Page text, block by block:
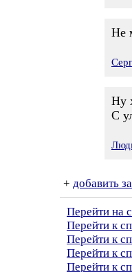
Не
Ну
С
+ добавить
Перейти на
Перейти к
Перейти к
Перейти к
Перейти к